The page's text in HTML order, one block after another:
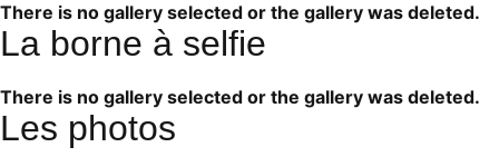
There is no gallery selected or the gallery was deleted.
La borne à selfie
There is no gallery selected or the gallery was deleted.
Les photos